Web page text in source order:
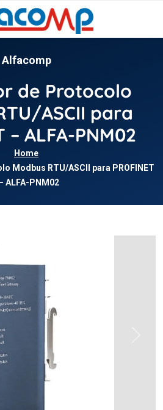
Alfacomp
de Protocolo
ASCII para
– ALFA-PNM02
Home
Modbus RTU/ASCII para PROFINET
ALFA-PNM02